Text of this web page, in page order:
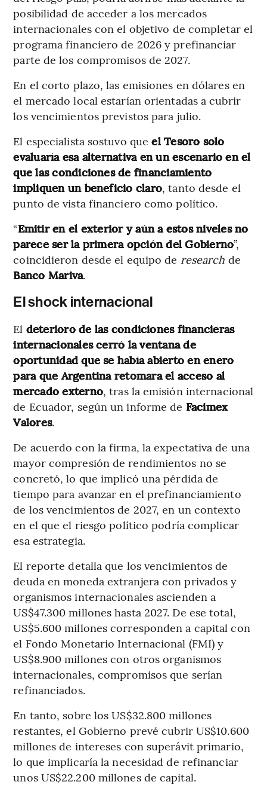
posibilidad de acceder a los mercados
internacionales con el objetivo de completar el
programa financiero de 2026 y prefinanciar
parte de los compromisos de 2027.
En el corto plazo, las emisiones en dólares en
el mercado local estarían orientadas a cubrir
los vencimientos previstos para julio.
El especialista sostuvo que el Tesoro solo
evaluaría esa alternativa en un escenario en el
que las condiciones de financiamiento
impliquen un beneficio claro, tanto desde el
punto de vista financiero como político.
“Emitir en el exterior y aún a estos niveles no
parece ser la primera opción del Gobierno”,
coincidieron desde el equipo de research de
Banco Mariva.
El shock internacional
El deterioro de las condiciones financieras
internacionales cerró la ventana de
oportunidad que se había abierto en enero
para que Argentina retomara el acceso al
mercado externo, tras la emisión internacional
de Ecuador, según un informe de Facimex
Valores.
De acuerdo con la firma, la expectativa de una
mayor compresión de rendimientos no se
concretó, lo que implicó una pérdida de
tiempo para avanzar en el prefinanciamiento
de los vencimientos de 2027, en un contexto
en el que el riesgo político podría complicar
esa estrategia.
El reporte detalla que los vencimientos de
deuda en moneda extranjera con privados y
organismos internacionales ascienden a
US$47.300 millones hasta 2027. De ese total,
US$5.600 millones corresponden a capital con
el Fondo Monetario Internacional (FMI) y
US$8.900 millones con otros organismos
internacionales, compromisos que serían
refinanciados.
En tanto, sobre los US$32.800 millones
restantes, el Gobierno prevé cubrir US$10.600
millones de intereses con superávit primario,
lo que implicaría la necesidad de refinanciar
unos US$22.200 millones de capital.